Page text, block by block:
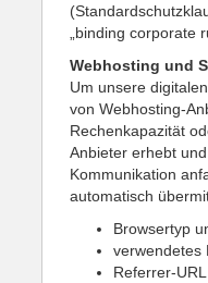
„binding corporate
Webhosting und
Um unsere
von Webhosting-
Rechenkapazität
Anbieter erhebt
Kommunikation
automatisch
Browsertyp
verwendetes
Referrer-URL